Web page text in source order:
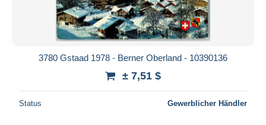
3780 Gstaad 1978 - Berner Oberland - 10390136
± 7,51 $
Status Gewerblicher Händler